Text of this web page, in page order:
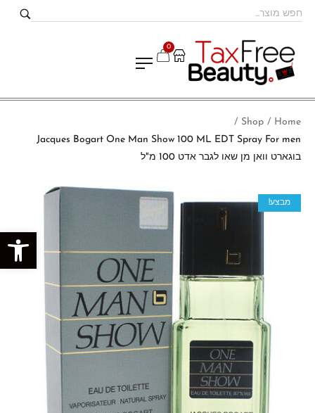
פתח סרגל נגישות
0
Home
/
Shop
/
Jacques Bogart One Man Show 100 ML EDT Spray For men
בוגארט וואן מן שאו לגבר אדט 100 מ"ל
מבצע!